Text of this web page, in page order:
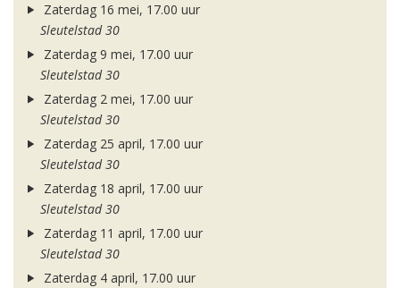
Zaterdag 16 mei, 17.00 uur
Sleutelstad 30
Zaterdag 9 mei, 17.00 uur
Sleutelstad 30
Zaterdag 2 mei, 17.00 uur
Sleutelstad 30
Zaterdag 25 april, 17.00 uur
Sleutelstad 30
Zaterdag 18 april, 17.00 uur
Sleutelstad 30
Zaterdag 11 april, 17.00 uur
Sleutelstad 30
Zaterdag 4 april, 17.00 uur